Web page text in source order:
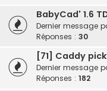
BabyCad' 1.6
Dernier message
Réponses : 30
[71] Caddy
Dernier message
Réponses : 182